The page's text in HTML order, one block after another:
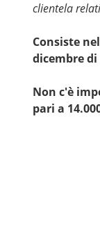
clientela
Consiste
dicembre
Non c'è
pari a